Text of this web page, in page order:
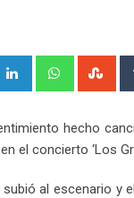
LinkedIn Whatsapp
hecho
el concierto ‘Los
al escenario y